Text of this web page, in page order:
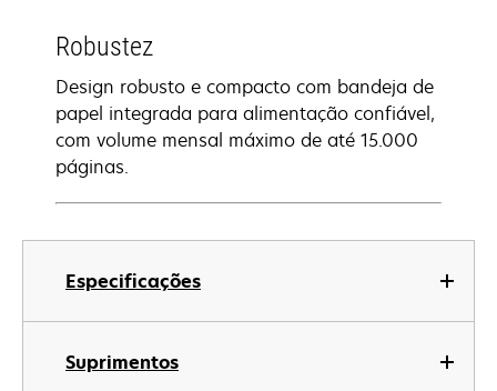
Especificações
Suprimentos
Robustez
Design robusto e compacto com bandeja de
papel integrada para alimentação confiável,
com volume mensal máximo de até 15.000
páginas.